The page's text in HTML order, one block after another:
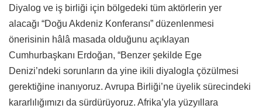
Diyalog ve iş birliği için bölgedeki tüm aktörlerin yer
alacağı “Doğu Akdeniz Konferansı” düzenlenmesi
önerisinin hâlâ masada olduğunu açıklayan
Cumhurbaşkanı Erdoğan, “Benzer şekilde Ege
Denizi’ndeki sorunların da yine ikili diyalogla çözülmesi
gerektiğine inanıyoruz. Avrupa Birliği’ne üyelik sürecindeki
kararlılığımızı da sürdürüyoruz. Afrika’yla yüzyıllara